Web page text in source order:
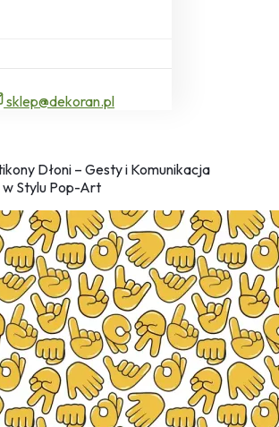
sklep@dekoran.pl
Dłoni – Gesty i Komunikacja
Stylu Pop-Art